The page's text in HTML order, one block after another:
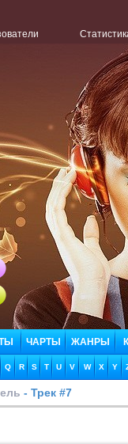
ЧАРТЫ ЖАНРЫ
Q R S T U V W X Y
- Трек #7